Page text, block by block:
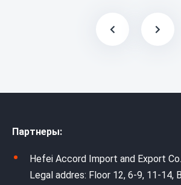
Партнеры:
Hefei Accord Import and Export
Legal addres: Floor 12, 6-9, 11-14,